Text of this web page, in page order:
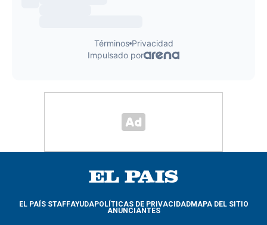
EL PAÍS STAFFAYUDAPOLÍTICAS DE PRIVACIDADMAPA DEL SITIO
ANUNCIANTES